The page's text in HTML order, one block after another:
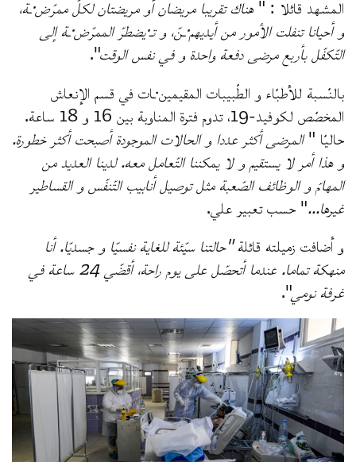
المشهد قائلا : "هناك تقريبا مريضان أو مريضتان لكلّ ممرّض·ـة،
و أحيانا تنفلت الأمور من أيديهم·ـنّ، و تـ·يضطرّ الممرّض·ـة إلى
التّكفّل بأربع مرضى دفعة واحدة و في نفس الوقت".
بالنّسبة للأطبّاء و الطّبيبات المقيمين·ـات في قسم الإنعاش
المخصّص لكوفيد-19، تدوم فترة المناوبة بين 16 و 18 ساعة.
حاليّا "المرضى أكثر عددا و الحالات الموجودة أصبحت أكثر خطورة.
و هذا أمر لا يستقيم و لا يمكننا التّعامل معه. لدينا العديد من
المهامّ و الوظائف الصّعبة مثل توصيل أنابيب التّنفّس و القساطير
غيرها..." حسب تعبير علي.
و أضافت زميلته قائلة"حالتنا سيّئة للغاية نفسيّا و جسديّا. أنا
منهكة تماما. عندما أتحصّل على يوم راحة، أقضّي 24 ساعة في
غرفة نومي".